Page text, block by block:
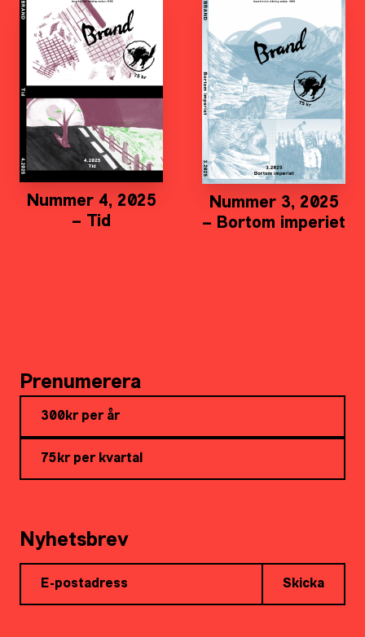
Nummer 4, 2025
– Tid
Nummer 3, 2025
– Bortom imperiet
Prenumerera
300kr per år
75kr per kvartal
Nyhetsbrev
Skicka